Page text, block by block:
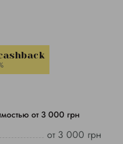
от 3 000 грн
от 3 000 грн